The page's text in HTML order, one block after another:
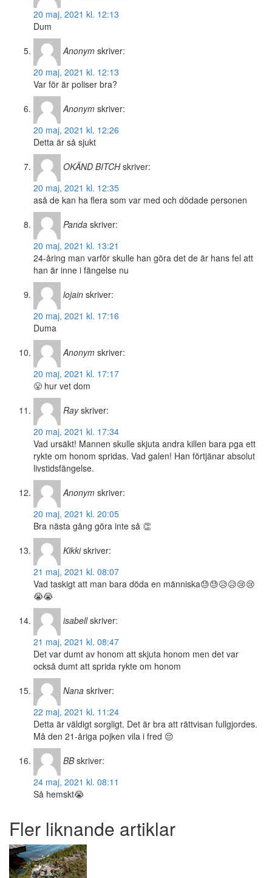
20 maj, 2021 kl. 12:13
Dum
Anonym skriver:
20 maj, 2021 kl. 12:13
Var för är poliser bra?
Anonym skriver:
20 maj, 2021 kl. 12:26
Detta är så sjukt
OKÄND BITCH skriver:
20 maj, 2021 kl. 12:35
aså de kan ha flera som var med och dödade personen
Panda skriver:
20 maj, 2021 kl. 13:21
24-åring man varför skulle han göra det de är hans fel att
han är inne i fängelse nu
lojain skriver:
20 maj, 2021 kl. 17:16
Duma
Anonym skriver:
20 maj, 2021 kl. 17:17
😤 hur vet dom
Ray skriver:
20 maj, 2021 kl. 17:34
Vad ursäkt! Mannen skulle skjuta andra killen bara pga ett
rykte om honom spridas. Vad galen! Han förtjänar absolut
livstidsfängelse.
Anonym skriver:
20 maj, 2021 kl. 20:05
Bra nästa gång göra inte så 👏
Kikki skriver:
21 maj, 2021 kl. 08:07
Vad taskigt att man bara döda en människa😓😓😥😥😢😢
😭😭
isabell skriver:
21 maj, 2021 kl. 08:47
Det var dumt av honom att skjuta honom men det var
också dumt att sprida rykte om honom
Nana skriver:
22 maj, 2021 kl. 11:24
Detta är väldigt sorgligt. Det är bra att rättvisan fullgjordes.
Må den 21-åriga pojken vila i fred 😔
BB skriver:
24 maj, 2021 kl. 08:11
Så hemskt😭
Fler liknande artiklar